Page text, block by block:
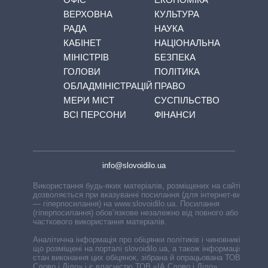
ВЕРХОВНА
РАДА
КАБІНЕТ
МІНІСТРІВ
ГОЛОВИ
ОБЛАДМІНІСТРАЦІЙ
МЕРИ МІСТ
ВСІ ПЕРСОНИ
КУЛЬТУРА
НАУКА
НАЦІОНАЛЬНА
БЕЗПЕКА
ПОЛІТИКА
ПРАВО
СУСПІЛЬСТВО
ФІНАНСИ
info@slovoidilo.ua
Використання будь-яких матеріалів, розміщених на сайті,
дозволяється при вказуванні посилання (для інтернет-видань
— гіперпосилання) на www.slovoidilo.ua. Посилання
(гіперпосилання) обов’язкове незалежно від повного або
часткового використання матеріалів.
Аналітична інформація про обіцянки політиків і чиновників,
що розміщені на порталі slovoidilo.ua, а також інформація про
стан виконання цих обіцянок, зібрана й опрацьована ТОВ «ІА